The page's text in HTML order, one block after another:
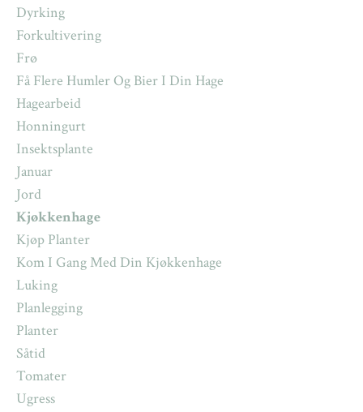
Dyrking
Forkultivering
Frø
Få Flere Humler Og Bier I Din Hage
Hagearbeid
Honningurt
Insektsplante
Januar
Jord
Kjøkkenhage
Kjøp Planter
Kom I Gang Med Din Kjøkkenhage
Luking
Planlegging
Planter
Såtid
Tomater
Ugress